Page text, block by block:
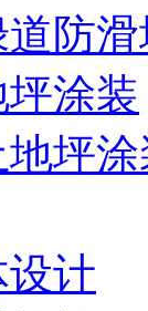
道防
涂装
坪
计